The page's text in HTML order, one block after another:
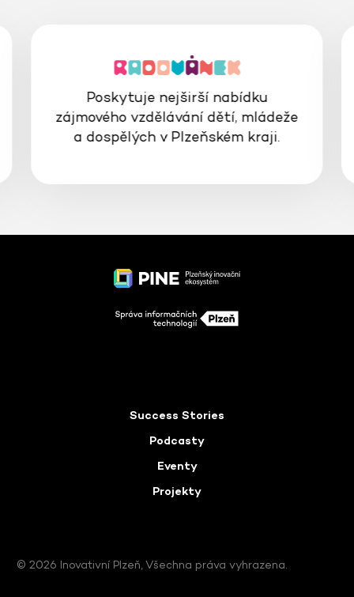
Poskytuje nejširší nabídku
zájmového vzdělávání dětí, mládeže
a dospělých v Plzeňském kraji.
Success Stories
Podcasty
Eventy
Projekty
© 2026 Inovativní Plzeň, Všechna práva vyhrazena.